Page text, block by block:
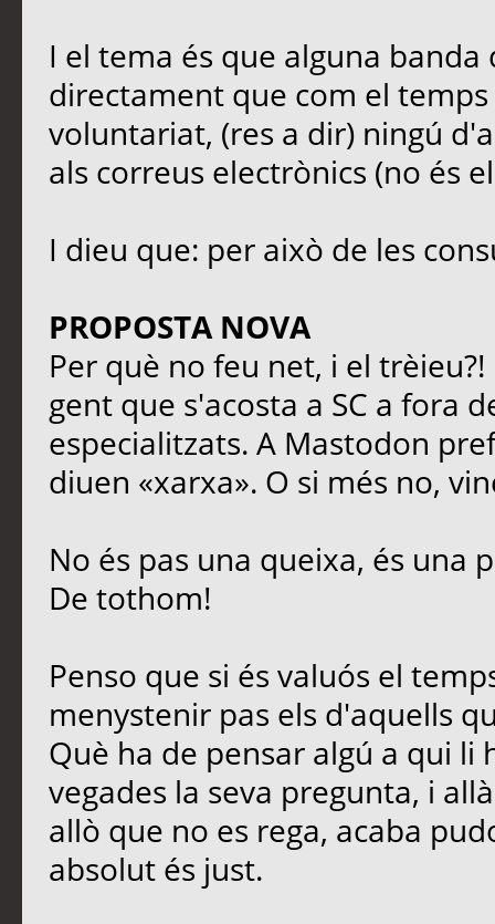
I el tema és que alguna
directament que com el
voluntariat, (res a dir) ningú
als correus electrònics (no és
I dieu que: per això de les
PROPOSTA NOVA
Per què no feu net, i el
gent que s'acosta a SC a fora
especialitzats. A Mastodon
diuen «xarxa». O si més no,
No és pas una queixa, és
De tothom!
Penso que si és valuós el
menystenir pas els d'aquells
Què ha de pensar algú a qui li
vegades la seva pregunta, i
allò que no es rega, acaba
absolut és just.